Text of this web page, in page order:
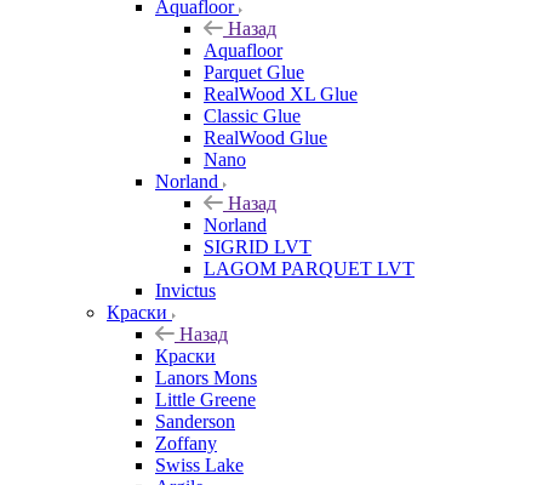
Aquafloor
Назад
Aquafloor
Parquet Glue
RealWood XL Glue
Classic Glue
RealWood Glue
Nano
Norland
Назад
Norland
SIGRID LVT
LAGOM PARQUET LVT
Invictus
Краски
Назад
Краски
Lanors Mons
Little Greene
Sanderson
Zoffany
Swiss Lake